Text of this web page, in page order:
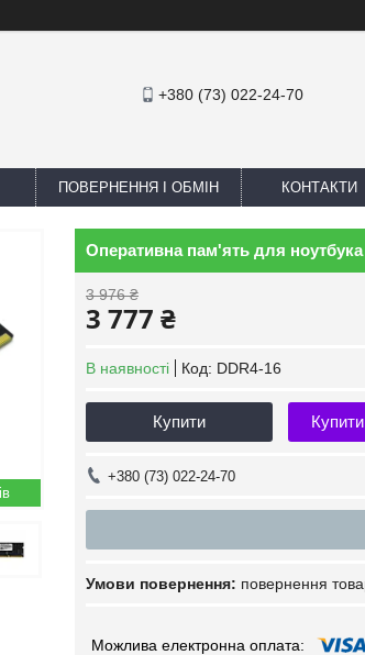
+380 (73) 022-24-70
ПОВЕРНЕННЯ І ОБМІН КОНТАКТИ
Оперативна пам'ять для
3 976 ₴
3 777 ₴
В наявності Код: DDR4-16
Купити
+380 (73) 022-24-70
повернення